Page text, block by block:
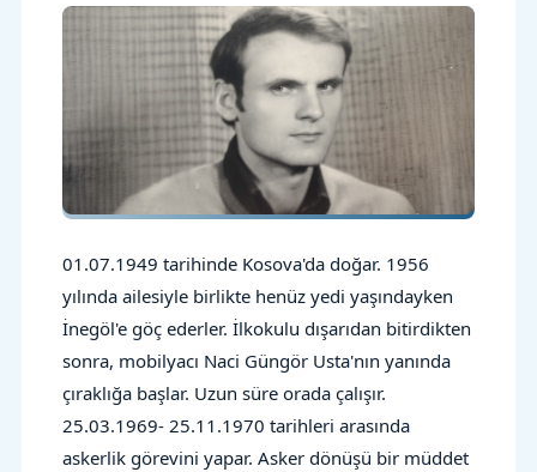
01.07.1949 tarihinde Kosova'da doğar. 1956
yılında ailesiyle birlikte henüz yedi yaşındayken
İnegöl'e göç ederler. İlkokulu dışarıdan bitirdikten
sonra, mobilyacı Naci Güngör Usta'nın yanında
çıraklığa başlar. Uzun süre orada çalışır.
25.03.1969- 25.11.1970 tarihleri arasında
askerlik görevini yapar. Asker dönüşü bir müddet